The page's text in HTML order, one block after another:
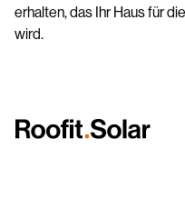
erhalten, das Ihr Haus für
wird.